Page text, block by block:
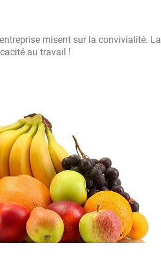
misent sur la convivialité. La
au travail !